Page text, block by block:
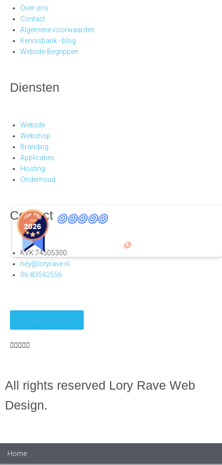
Over ons
Contact
Algemene voorwaarden
Kennisbank - blog
Website-Begrippen
Diensten
Website
Webshop
Branding
Applicaties
Hosting
Onderhoud
Contact
KVK:74505300
hey@loryrave.nl
06-83592556

All rights reserved Lory Rave Web
Design.
Home